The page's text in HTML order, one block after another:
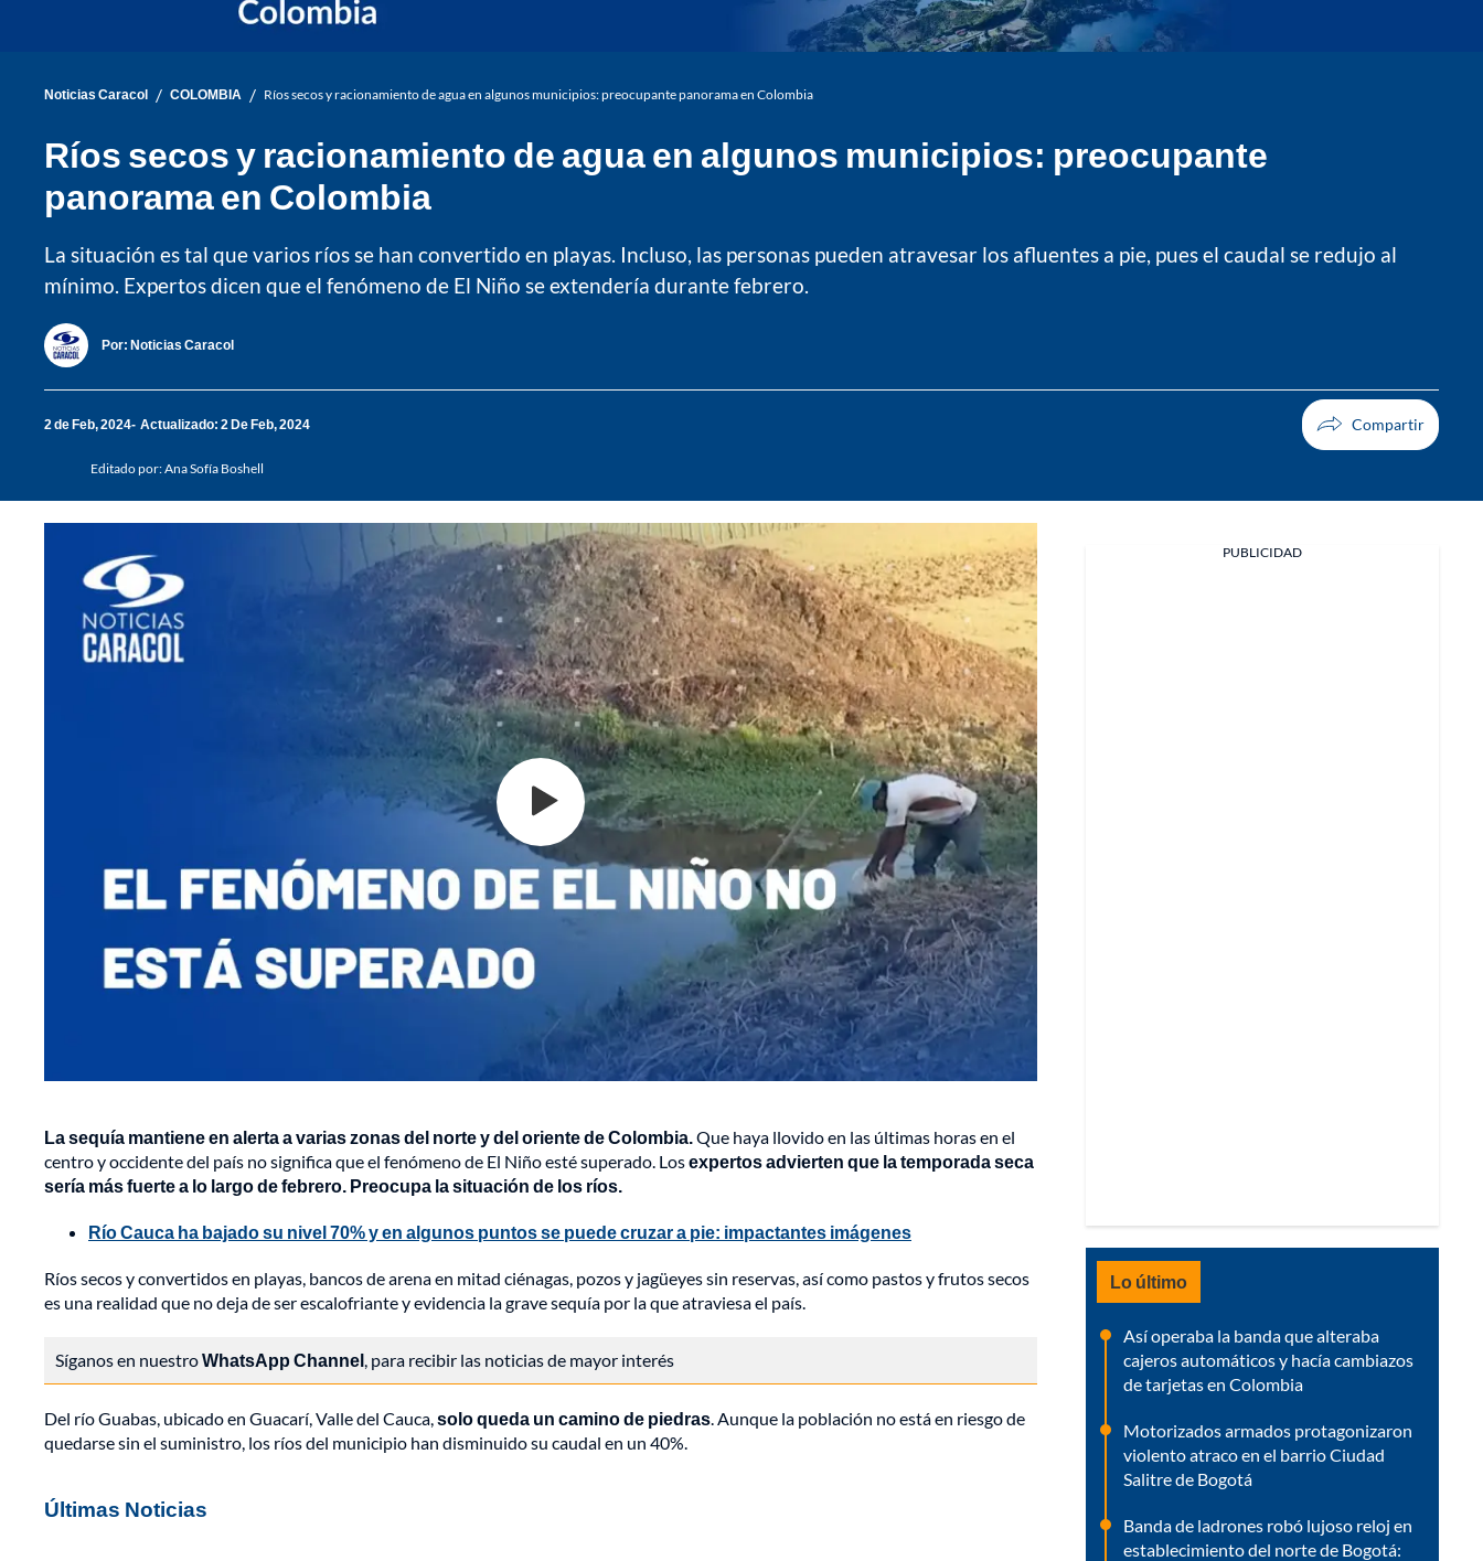
Noticias Caracol / COLOMBIA / Ríos secos y racionamiento de agua en algunos municipios: preocupante panorama en Colombia
Ríos secos y racionamiento de agua en algunos municipios: preocupante
panorama en Colombia
La situación es tal que varios ríos se han convertido en playas. Incluso, las personas pueden atravesar los afluentes a pie, pues el caudal se redujo al
mínimo. Expertos dicen que el fenómeno de El Niño se extendería durante febrero.
Por: Noticias Caracol
2 de Feb, 2024 Actualizado: 2 De Feb, 2024
Editado por:Ana Sofía Boshell
La sequía mantiene en alerta a varias zonas del norte y del oriente de Colombia.Que haya llovido en las últimas horas en el
centro y occidente del país no significa que el fenómeno de El Niño esté superado. Losexpertos advierten que la temporada seca
sería más fuerte a lo largo de febrero. Preocupa la situación de los ríos.
Río Cauca ha bajado su nivel 70% y en algunos puntos se puede cruzar a pie: impactantes imágenes
Ríos secos y convertidos en playas, bancos de arena en mitad ciénagas, pozos y jagüeyes sin reservas, así como pastos y frutos secos
es una realidad que no deja de ser escalofriante y evidencia la grave sequía por la que atraviesa el país.
Síganos en nuestroWhatsApp Channel, para recibir las noticias de mayor interés
Del río Guabas, ubicado en Guacarí, Valle del Cauca,solo queda un camino de piedras. Aunque la población no está en riesgo de
quedarse sin el suministro, los ríos del municipio han disminuido su caudal en un 40%.
Últimas Noticias
PUBLICIDAD
Lo último
Así operaba la banda que alteraba
cajeros automáticos y hacía cambiazos
de tarjetas en Colombia
Motorizados armados protagonizaron
violento atraco en el barrio Ciudad
Salitre de Bogotá
Banda de ladrones robó lujoso reloj en
establecimiento del norte de Bogotá: